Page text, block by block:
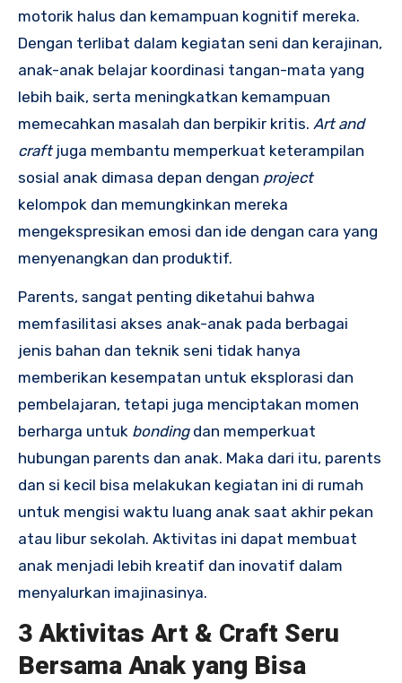
motorik halus dan kemampuan kognitif mereka.
Dengan terlibat dalam kegiatan seni dan kerajinan,
anak-anak belajar koordinasi tangan-mata yang
lebih baik, serta meningkatkan kemampuan
memecahkan masalah dan berpikir kritis. Art and
craftjuga membantu memperkuat keterampilan
sosial anak dimasa depan dengan project
kelompok dan memungkinkan mereka
mengekspresikan emosi dan ide dengan cara yang
menyenangkan dan produktif.
Parents, sangat penting diketahui bahwa
memfasilitasi akses anak-anak pada berbagai
jenis bahan dan teknik seni tidak hanya
memberikan kesempatan untuk eksplorasi dan
pembelajaran, tetapi juga menciptakan momen
berharga untuk bondingdan memperkuat
hubungan parents dan anak. Maka dari itu, parents
dan si kecil bisa melakukan kegiatan ini di rumah
untuk mengisi waktu luang anak saat akhir pekan
atau libur sekolah. Aktivitas ini dapat membuat
anak menjadi lebih kreatif dan inovatif dalam
menyalurkan imajinasinya.
3 Aktivitas Art & Craft Seru
Bersama Anak yang Bisa